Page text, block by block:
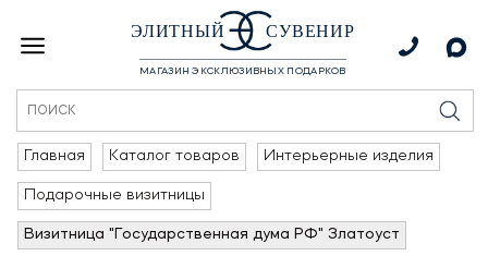
ЭЛИТНЫЙ СУВЕНИР
МАГАЗИН ЭКСКЛЮЗИВНЫХ ПОДАРКОВ
Главная Каталог товаров Интерьерные изделия
Подарочные визитницы
Визитница "Государственная дума РФ" Златоуст